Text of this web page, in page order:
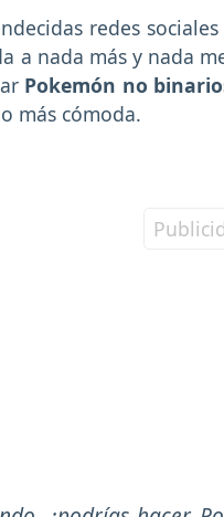
redes
a nada más y nada
Pokemón no
más cómoda.